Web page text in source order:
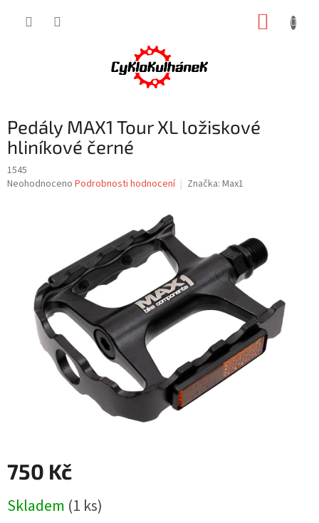
Pedály MAX1 Tour XL ložiskové
hliníkové černé
1545
Průměrné
hvězdiček.
Neohodnoceno Podrobnosti hodnocení Značka: Max1
750 Kč
cena:
Skladem (1 ks)